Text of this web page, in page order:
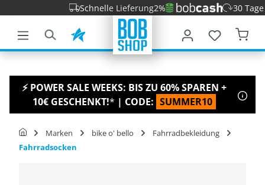
springenSchnelle Lieferung2% 30 Tage
⚡ POWER SALE WEEKS: BIS ZU 60% SPAREN +
10€ GESCHENKT!* | CODE: SUMMER10
Marken bike o' bello
Fahrradbekleidung
Fahrradsocken